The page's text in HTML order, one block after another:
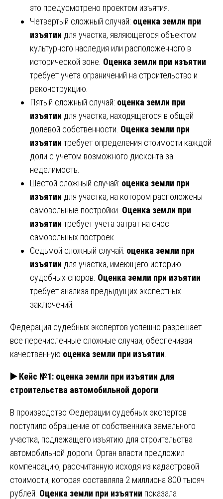
это предусмотрено проектом изъятия.
Четвертый сложный случай: оценка земли при
изъятии для участка, являющегося объектом
культурного наследия или расположенного в
исторической зоне. Оценка земли при изъятии
требует учета ограничений на строительство и
реконструкцию.
Пятый сложный случай: оценка земли при
изъятии для участка, находящегося в общей
долевой собственности. Оценка земли при
изъятии требует определения стоимости каждой
доли с учетом возможного дисконта за
неделимость.
Шестой сложный случай: оценка земли при
изъятии для участка, на котором расположены
самовольные постройки. Оценка земли при
изъятии требует учета затрат на снос
самовольных построек.
Седьмой сложный случай: оценка земли при
изъятии для участка, имеющего историю
судебных споров. Оценка земли при изъятии
требует анализа предыдущих экспертных
заключений.
Федерация судебных экспертов успешно разрешает
все перечисленные сложные случаи, обеспечивая
качественную оценка земли при изъятии
▶️ Кейс №1: оценка земли при изъятии для
строительства автомобильной дороги
В производство Федерации судебных экспертов
поступило обращение от собственника земельного
участка, подлежащего изъятию для строительства
автомобильной дороги. Орган власти предложил
компенсацию, рассчитанную исходя из кадастровой
стоимости, которая составляла 2 миллиона 800 тысяч
рублей. Оценка земли при изъятии показала